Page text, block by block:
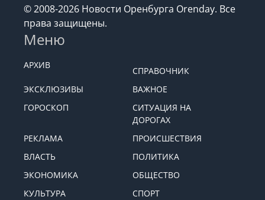
© 2008-2026 Новости Оренбурга Orenday. Все
права защищены.
Меню
АРХИВ
СПРАВОЧНИК
ЭКСКЛЮЗИВЫ
ВАЖНОЕ
ГОРОСКОП
СИТУАЦИЯ НА
ДОРОГАХ
РЕКЛАМА
ПРОИСШЕСТВИЯ
ВЛАСТЬ
ПОЛИТИКА
ЭКОНОМИКА
ОБЩЕСТВО
КУЛЬТУРА
СПОРТ